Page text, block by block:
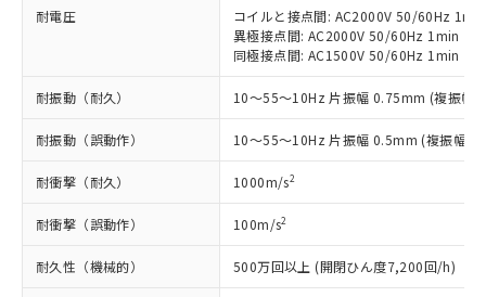
耐電圧
コイルと接点間: AC2000V 50/60Hz 1min
異極接点間: AC2000V 50/60Hz 1min
同極接点間: AC1500V 50/60Hz 1min
耐振動（耐久） 10～55～10Hz 片振幅 0.75mm (複振幅
耐振動（誤動作） 10～55～10Hz 片振幅 0.5mm (複振幅
耐衝撃（耐久） 1000m/s2
耐衝撃（誤動作） 100m/s2
耐久性（機械的） 500万回以上 (開閉ひん度7,200回/h)
記載している更新日時点での社内デー
タに基づき作成されるものであり、閲
覧された時点での実際の在庫および標
準価格とは異なる場合があることをご
正式な納期状況および標準価格はお客
様のお取引先、またはお客様担当のオ
ムロン制御機器販売店・当社販売員に
ご相談ください。
オムロン制御機器販売店や当社販売拠
販売ネットワーク
」をご確認
ください。
*EU RoHS指令（10物質）：
鉛(Pb) 1000ppm以下、 水銀(Hg) 1000ppm以下、 カド
ミウム(Cd) 100ppm以下、
六価クロム(Cr(Ⅵ)) 1000ppm以下、ポリ臭化ビフェニル
類(PBB) 1000ppm以下、ポリ臭化ジフェニルエーテル類
(PBDE) 1000ppm以下、フタル酸ビス(2-エチルヘキシ
ル) (DEHP)(別名：DOP) 1000ppm以下、フタル酸ブチ
ルベンジル（BBP） 1000ppm以下、フタル酸ジブチル
（DBP） 1000ppm以下、フタル酸ジイソブチル
(DIBP) 1000ppm以下
但し、RoHS指令で産業用監視および制御機器に対する
フタル酸エステル類の４物質については閾値を超える意
図的な使用がないことを確認しています。
*中国RoHS10物質の基準値 (GB/T26572)：
Pb(鉛) :1000ppm、 Hg(水銀) : 1000ppm、 Cd(カドミウ
Cr(Ⅵ)(六価クロム) : 1000ppm、 PBBs(ポリ臭化ビフェ
ニル類) : 1000ppm、 PBDEs(ポリ臭化ジフェニルエーテ
ル類) : 1000ppm、
DBP(フタル酸ジブチル) : 1000ppm、 DIBP(フタル酸ジ
イソブチル) : 1000ppm、 BBP(フタル酸ブチルベンジ
ル) : 1000ppm、
DEHP(フタル酸ビス(2-エチルヘキシル)) : 1000ppm
※2 環境保護使用期限
（以下｢規制貨物等」という）を輸出
または国外への提供する場合は、日本
国政府の輸出許可(または役務取引許
可)を取得するなどの必要な手続きを
全に破砕するなど、違法に輸出されな
いよう必要な手段を講じます。
当社は貴社製品を、核兵器、ミサイ
ル、化学兵器、生物兵器またはその他
武器並びにこれらの製造装置等に一切
使用いたしません。
当社は、貴社製品を第三者に販売する
一定数以上の在庫あり
一定数には満たないが在庫あり
－
在庫なし(最新の在庫状況につ
いては、お客様のお取引先、ま
たはお客様担当のオムロン制御
機器販売店・当社販売員にご確